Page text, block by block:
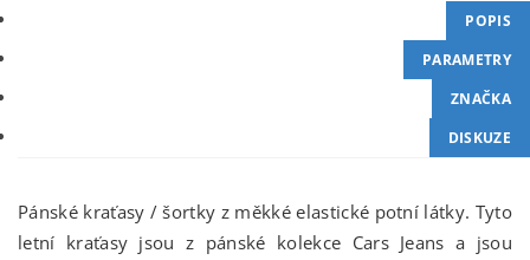
POPIS
PARAMETRY
ZNAČKA
DISKUZE
Pánské kraťasy / šortky z měkké elastické potní látky. Tyto
letní kraťasy jsou z pánské kolekce Cars Jeans a jsou